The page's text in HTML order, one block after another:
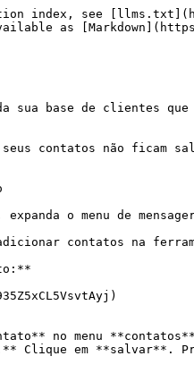
index, see
as
sua base de clientes
contatos não ficam
expanda o menu de
contatos na
no menu
Clique em **salvar**.